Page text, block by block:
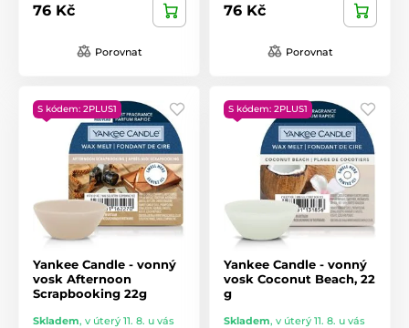
76 Kč
Porovnat
76 Kč
Porovnat
S kódem: 2PLUS1
Yankee Candle - vonný
vosk Afternoon
Scrapbooking 22g
Skladem, v úterý 11. 8. u vás
S kódem: 2PLUS1
Yankee Candle - vonný
vosk Coconut Beach, 22
g
Skladem, v úterý 11. 8. u vás